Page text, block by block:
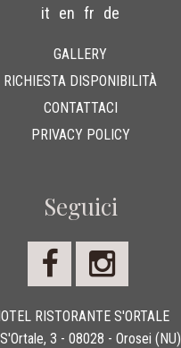
it en fr de
GALLERY
RICHIESTA DISPONIBILITÀ
CONTATTACI
PRIVACY POLICY
Seguici
RISTORANTE S'ORTALE
3 - 08028 - Orosei (NU)